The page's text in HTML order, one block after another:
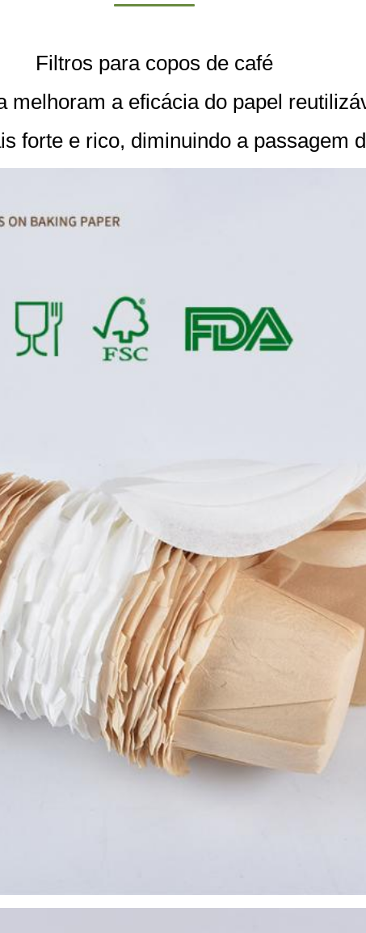
Filtros para copos de café
melhoram a eficácia do papel
forte e rico, diminuindo a passagem